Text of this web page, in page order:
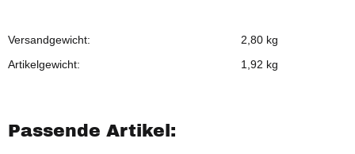
Versandgewicht:
2,80 kg
Artikelgewicht:
1,92 kg
Passende Artikel: